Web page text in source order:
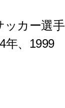
カー選手
年、1999